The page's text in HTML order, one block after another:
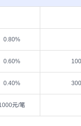
0.80%
0.60%
0.40%
元/笔